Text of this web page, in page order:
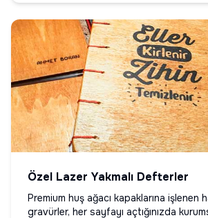
artışı sağlıyor - bluetooth hoparlörlerle
performans. Çalışan hediyesi, bayi ödülü veya kurumsal
etkinlik anısı için logo, isim ve özel
kişiselleştirin. 7 katmanlı premium huş
modelleriyle uyumlu. Su geçirmez ve 15+
ürün el yapımı serigrafi baskılı taşıma
Özel Lazer Yakmalı Defterler
Premium huş ağacı kapaklarına işlenen
gravürler, her sayfayı açtığınızda